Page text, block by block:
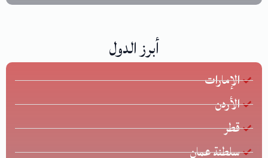
أبرز الدول
الإمارات
الأردن
قطر
سلطنة عمان